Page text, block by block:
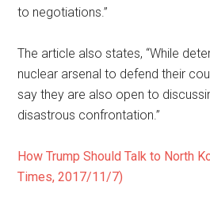
to negotiations.”
The article also states, “While
nuclear arsenal to defend their
say they are also open to
disastrous confrontation.”
How Trump Should Talk to North
Times, 2017/11/7)